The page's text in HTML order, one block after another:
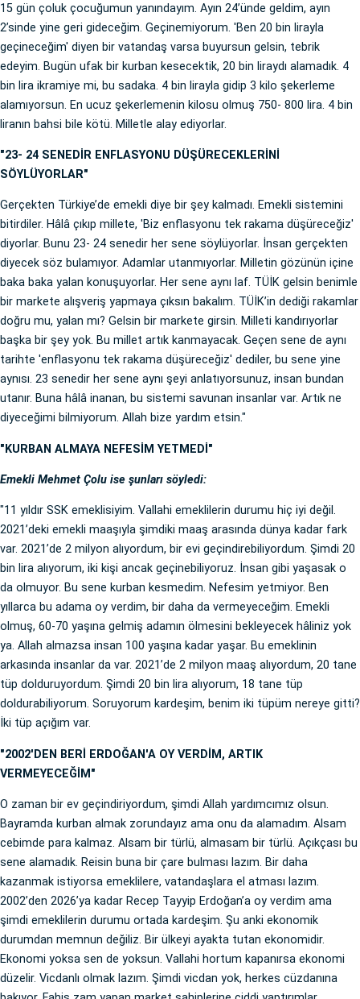
15 gün çoluk çocuğumun yanındayım. Ayın 24’ünde geldim, ayın
2’sinde yine geri gideceğim. Geçinemiyorum. 'Ben 20 bin lirayla
geçineceğim' diyen bir vatandaş varsa buyursun gelsin, tebrik
edeyim. Bugün ufak bir kurban kesecektik, 20 bin liraydı alamadık. 4
bin lira ikramiye mi, bu sadaka. 4 bin lirayla gidip 3 kilo şekerleme
alamıyorsun. En ucuz şekerlemenin kilosu olmuş 750- 800 lira. 4 bin
liranın bahsi bile kötü. Milletle alay ediyorlar.
"23- 24 SENEDİR ENFLASYONU DÜŞÜRECEKLERİNİ
SÖYLÜYORLAR"
Gerçekten Türkiye’de emekli diye bir şey kalmadı. Emekli sistemini
bitirdiler. Hâlâ çıkıp millete, 'Biz enflasyonu tek rakama düşüreceğiz'
diyorlar. Bunu 23- 24 senedir her sene söylüyorlar. İnsan gerçekten
diyecek söz bulamıyor. Adamlar utanmıyorlar. Milletin gözünün içine
baka baka yalan konuşuyorlar. Her sene aynı laf. TÜİK gelsin benimle
bir markete alışveriş yapmaya çıksın bakalım. TÜİK’in dediği rakamlar
doğru mu, yalan mı? Gelsin bir markete girsin. Milleti kandırıyorlar
başka bir şey yok. Bu millet artık kanmayacak. Geçen sene de aynı
tarihte 'enflasyonu tek rakama düşüreceğiz' dediler, bu sene yine
aynısı. 23 senedir her sene aynı şeyi anlatıyorsunuz, insan bundan
utanır. Buna hâlâ inanan, bu sistemi savunan insanlar var. Artık ne
diyeceğimi bilmiyorum. Allah bize yardım etsin."
"KURBAN ALMAYA NEFESİM YETMEDİ"
Emekli Mehmet Çolu ise şunları söyledi:
"11 yıldır SSK emeklisiyim. Vallahi emeklilerin durumu hiç iyi değil.
2021’deki emekli maaşıyla şimdiki maaş arasında dünya kadar fark
var. 2021’de 2 milyon alıyordum, bir evi geçindirebiliyordum. Şimdi 20
bin lira alıyorum, iki kişi ancak geçinebiliyoruz. İnsan gibi yaşasak o
da olmuyor. Bu sene kurban kesmedim. Nefesim yetmiyor. Ben
yıllarca bu adama oy verdim, bir daha da vermeyeceğim. Emekli
olmuş, 60-70 yaşına gelmiş adamın ölmesini bekleyecek hâliniz yok
ya. Allah almazsa insan 100 yaşına kadar yaşar. Bu emeklinin
arkasında insanlar da var. 2021’de 2 milyon maaş alıyordum, 20 tane
tüp dolduruyordum. Şimdi 20 bin lira alıyorum, 18 tane tüp
doldurabiliyorum. Soruyorum kardeşim, benim iki tüpüm nereye gitti?
İki tüp açığım var.
"2002'DEN BERİ ERDOĞAN'A OY VERDİM, ARTIK
VERMEYECEĞİM"
O zaman bir ev geçindiriyordum, şimdi Allah yardımcımız olsun.
Bayramda kurban almak zorundayız ama onu da alamadım. Alsam
cebimde para kalmaz. Alsam bir türlü, almasam bir türlü. Açıkçası bu
sene alamadık. Reisin buna bir çare bulması lazım. Bir daha
kazanmak istiyorsa emeklilere, vatandaşlara el atması lazım.
2002’den 2026’ya kadar Recep Tayyip Erdoğan’a oy verdim ama
şimdi emeklilerin durumu ortada kardeşim. Şu anki ekonomik
durumdan memnun değiliz. Bir ülkeyi ayakta tutan ekonomidir.
Ekonomi yoksa sen de yoksun. Vallahi hortum kapanırsa ekonomi
düzelir. Vicdanlı olmak lazım. Şimdi vicdan yok, herkes cüzdanına